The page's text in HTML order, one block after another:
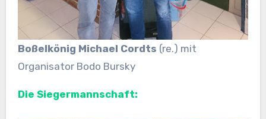
Boßelkönig Michael Cordts (re.) mit
Organisator Bodo Bursky
Die Siegermannschaft: